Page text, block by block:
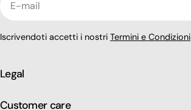
Iscrivendoti accetti i nostri Termini e Condizioni
Legal
Customer care